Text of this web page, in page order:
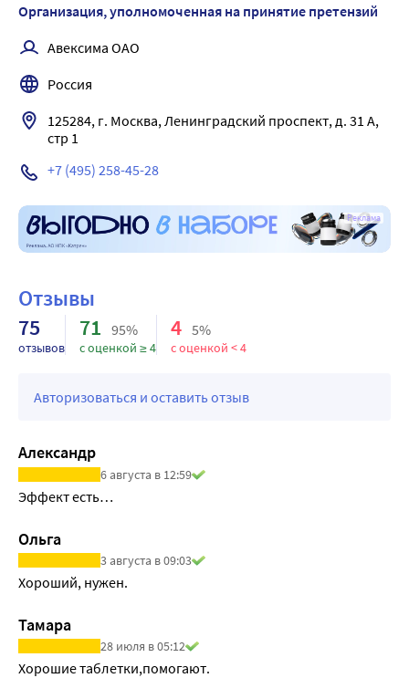
спутанность сознания, нарушение сердечного ритма
остановка сердца).
Симптомы гипермагниемии
Снижение нервно-мышечной возбудимости, тошнота,
рвота, летаргия, снижение артериального давления.
При резком повышении содержания ионов магния в
крови: угнетение глубоких сухожильных рефлексов,
паралич дыхания, кома.
Лечение
Симптоматическая терапия – внутривенное введение
кальция хлорида в дозе 100 мг/мин;
Организация, уполномоченная на принятие претензий
Авексима ОАО
Россия
125284, г. Москва, Ленинградский проспект, д. 31 А,
стр 1
+7 (495) 258-45-28
Реклама
Отзывы
75
отзывов
71 95%
с оценкой ≥ 4
4 5%
с оценкой < 4
Авторизоваться и оставить отзыв
Александр
6 августа в 12:59
Эффект есть…
Ольга
3 августа в 09:03
Хороший, нужен.
Тамара
28 июля в 05:12
Хорошие таблетки,помогают.